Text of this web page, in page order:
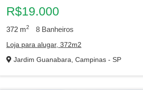
R$19.000
372 m2 8 Banheiros
Loja para alugar, 372m2
Jardim Guanabara, Campinas - SP